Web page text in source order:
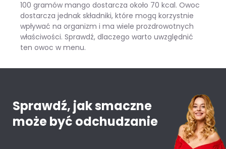
100 gramów mango dostarcza około 70 kcal. Owoc
dostarcza jednak składniki, które mogą korzystnie
wpływać na organizm i ma wiele prozdrowotnych
właściwości. Sprawdź, dlaczego warto uwzględnić
ten owoc w menu.
Sprawdź, jak smaczne
może być odchudzanie